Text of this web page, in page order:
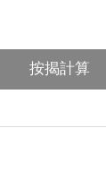
按揭計算